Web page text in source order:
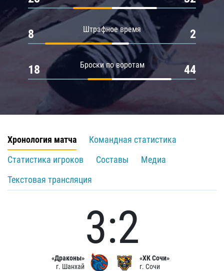
Штрафное время
8 2
Броски по воротам
18 44
Хронология матча
Командная статистика
Статистика игроков
Составы
Медиа
Текстовая трансляция
«Драконы»
г. Шанхай
3:2
«ХК Сочи»
г. Сочи